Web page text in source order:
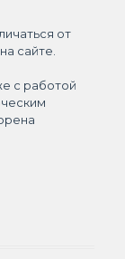
от
сайте.
с работой